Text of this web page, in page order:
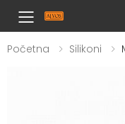
Toggle
Početna Silikoni